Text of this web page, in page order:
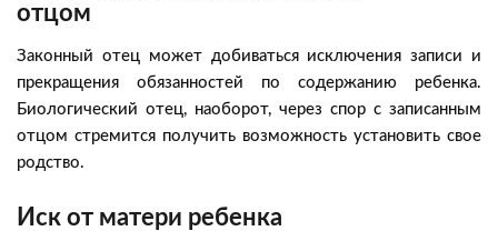
отцом
Законный отец может добиваться исключения записи и
прекращения обязанностей по содержанию ребенка.
Биологический отец, наоборот, через спор с записанным
отцом стремится получить возможность установить свое
родство.
Иск от матери ребенка